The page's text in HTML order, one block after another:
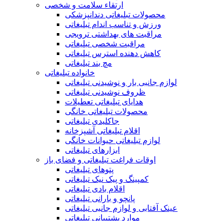
ارتقاء سلامت و شخصی
محصولات تبلیغاتی دندانپزشکی
ورزش و تناسب اندام تبلیغاتی
مراقبت های بهداشتی ترویجی
مراقبت شخصی تبلیغاتی
کاهش دهنده استرس تبلیغاتی
مچ بند تبلیغاتی
خانواده تبلیغاتی
لوازم جانبی بار و نوشیدنی تبلیغاتی
ظروف نوشیدنی تبلیغاتی
هدایای تبلیغاتی تعطیلات
محصولات تبلیغاتی خانگی
جاکلیدی تبلیغاتی
اقلام تبلیغاتی آشپزخانه
لوازم تبلیغاتی حیوانات خانگی
ابزارهای تبلیغاتی
اوقات فراغت تبلیغاتی و فضای باز
پتوهای تبلیغاتی
کمپینگ و پیک نیک تبلیغاتی
اقلام بادی تبلیغاتی
پانچو و بارانی تبلیغاتی
عینک آفتابی و لوازم جانبی تبلیغاتی
موارد پشتیبانی تبلیغاتی